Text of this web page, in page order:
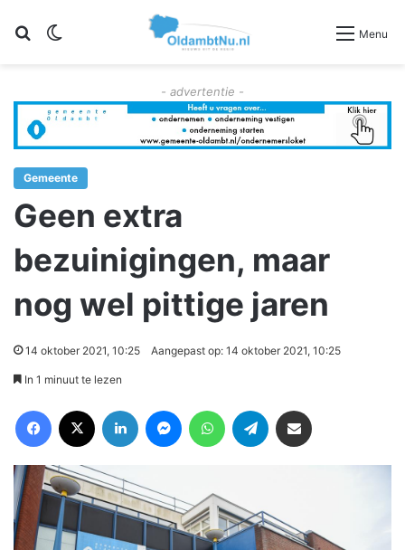
Zoeken Menu
- advertentie -
Gemeente
Geen extra
bezuinigingen, maar
nog wel pittige jaren
14 oktober 2021, 10:25 Aangepast op: 14 oktober 2021, 10:25
In 1 minuut te lezen